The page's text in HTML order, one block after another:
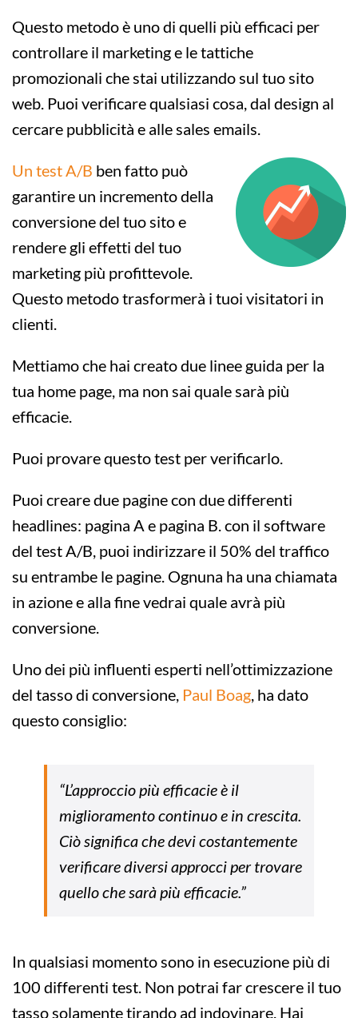
Questo metodo è uno di quelli più efficaci per
controllare il marketing e le tattiche
promozionali che stai utilizzando sul tuo sito
web. Puoi verificare qualsiasi cosa, dal design al
cercare pubblicità e alle sales emails.
Un test A/B ben fatto può
garantire un incremento della
conversione del tuo sito e
rendere gli effetti del tuo
marketing più profittevole.
Questo metodo trasformerà i tuoi visitatori in
clienti.
Mettiamo che hai creato due linee guida per la
tua home page, ma non sai quale sarà più
efficacie.
Puoi provare questo test per verificarlo.
Puoi creare due pagine con due differenti
headlines: pagina A e pagina B. con il software
del test A/B, puoi indirizzare il 50% del traffico
su entrambe le pagine. Ognuna ha una chiamata
in azione e alla fine vedrai quale avrà più
conversione.
Uno dei più influenti esperti nell’ottimizzazione
del tasso di conversione, Paul Boag, ha dato
questo consiglio:
“L’approccio più efficacie è il
miglioramento continuo e in crescita.
Ciò significa che devi costantemente
verificare diversi approcci per trovare
quello che sarà più efficacie.”
In qualsiasi momento sono in esecuzione più di
100 differenti test. Non potrai far crescere il tuo
tasso solamente tirando ad indovinare. Hai